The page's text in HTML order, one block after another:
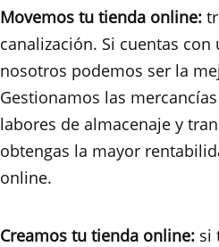
Movemos tu tienda online:
canalización. Si cuentas
nosotros podemos ser la
Gestionamos las
labores de almacenaje y
obtengas la mayor
online.
Creamos tu tienda online: si